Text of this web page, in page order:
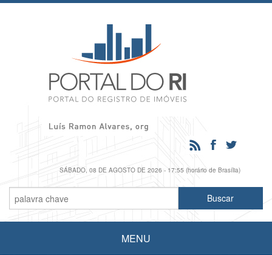
SÁBADO, 08 DE AGOSTO DE 2026 - 17:55 (horário de Brasília)
MENU